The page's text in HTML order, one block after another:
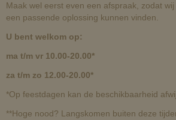
Maak wel eerst even een afspraak, zodat
een passende oplossing kunnen vinden.
U bent welkom op:
ma t/m vr 10.00-20.00*
za t/m zo 12.00-20.00*
*Op feestdagen kan de beschikbaarheid
**Hoge nood? Langskomen buiten deze